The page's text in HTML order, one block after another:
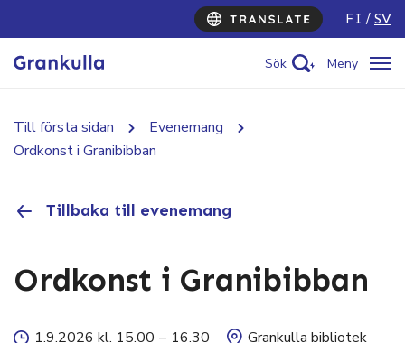
FI SV
Sök Meny
Till första sidan
Evenemang
Ordkonst i Granibibban
Tillbaka till evenemang
Ordkonst i Granibibban
1.9.2026 kl. 15.00 – 16.30 Grankulla bibliotek